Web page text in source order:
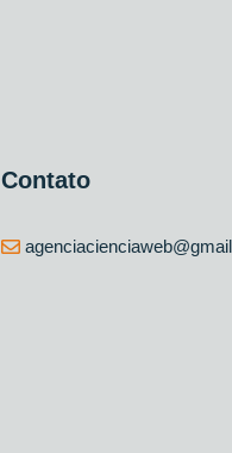
Contato